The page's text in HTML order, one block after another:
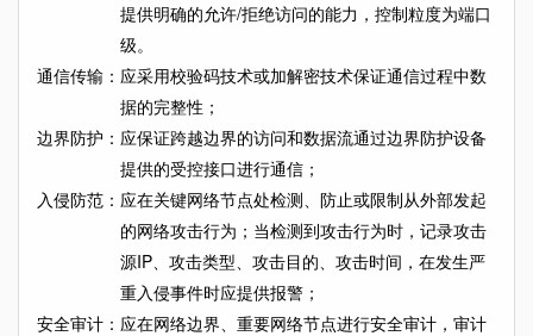
提供明确的允许/拒绝访问的能力，控制粒度为端口
级。
通信传输： 应采用校验码技术或加解密技术保证通信过程中数
据的完整性；
边界防护： 应保证跨越边界的访问和数据流通过边界防护设备
提供的受控接口进行通信；
入侵防范： 应在关键网络节点处检测、防止或限制从外部发起
的网络攻击行为；当检测到攻击行为时，记录攻击
源IP、攻击类型、攻击目的、攻击时间，在发生严
重入侵事件时应提供报警；
安全审计： 应在网络边界、重要网络节点进行安全审计，审计